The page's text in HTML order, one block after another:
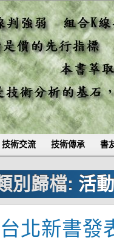
技術交流 技術傳承 書
別歸檔: 活
北新書發